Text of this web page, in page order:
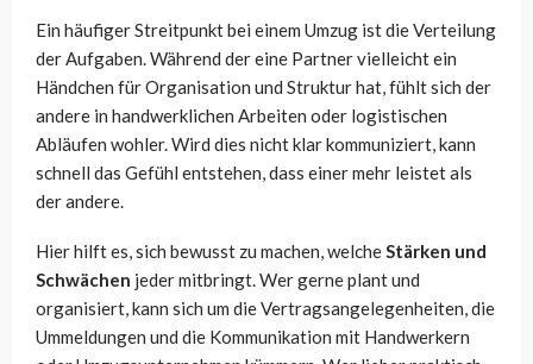
Ein häufiger Streitpunkt bei einem Umzug ist die Verteilung
der Aufgaben. Während der eine Partner vielleicht ein
Händchen für Organisation und Struktur hat, fühlt sich der
andere in handwerklichen Arbeiten oder logistischen
Abläufen wohler. Wird dies nicht klar kommuniziert, kann
schnell das Gefühl entstehen, dass einer mehr leistet als
der andere.
Hier hilft es, sich bewusst zu machen, welcheStärken und
Schwächen jeder mitbringt. Wer gerne plant und
organisiert, kann sich um die Vertragsangelegenheiten, die
Ummeldungen und die Kommunikation mit Handwerkern